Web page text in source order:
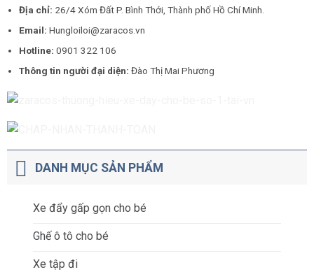
Địa chỉ: 26/4 Xóm Đất P. Bình Thới, Thành phố Hồ Chí Minh.
Email:Hungloiloi@zaracos.vn
Hotline:0901 322 106
Thông tin người đại diện:Đào Thị Mai Phương
DANH MỤC SẢN PHẨM
Xe đẩy gấp gọn cho bé
Ghế ô tô cho bé
Xe tập đi